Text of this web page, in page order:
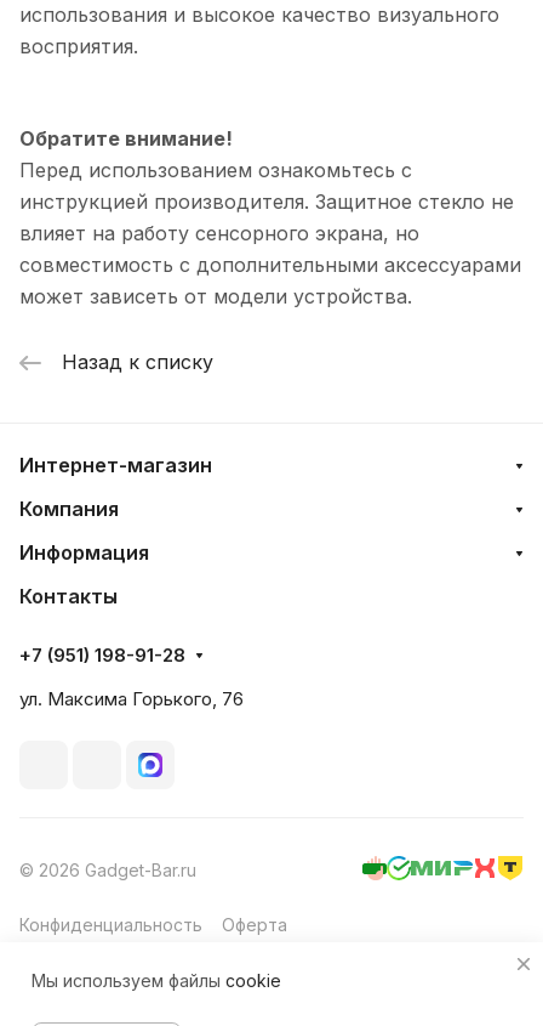
использования и высокое качество визуального
восприятия.
Обратите внимание!
Перед использованием ознакомьтесь с
инструкцией производителя. Защитное стекло не
влияет на работу сенсорного экрана, но
совместимость с дополнительными аксессуарами
может зависеть от модели устройства.
Назад к списку
Интернет-магазин
Компания
Информация
Контакты
+7 (951) 198-91-28
ул. Максима Горького, 76
© 2026 Gadget-Bar.ru
Конфиденциальность Оферта
Мы используем файлы cookie